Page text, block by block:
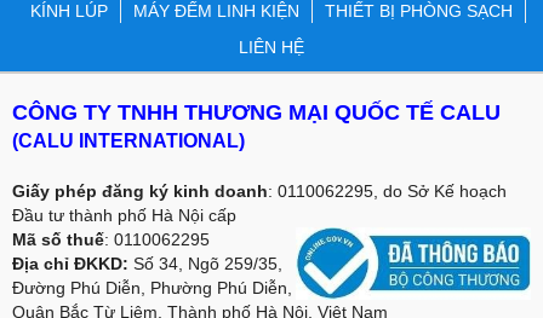
KÍNH LÚP
MÁY ĐẾM LINH KIỆN
THIẾT BỊ PHÒNG SẠCH
LIÊN HỆ
CÔNG TY TNHH THƯƠNG MẠI QUỐC TẾ CALU
(CALU INTERNATIONAL)
Giấy phép đăng ký kinh doanh: 0110062295, do Sở Kế hoạch
Đầu tư thành phố Hà Nội cấp
Mã số thuế: 0110062295
Địa chỉ ĐKKD: Số 34, Ngõ 259/35,
Đường Phú Diễn, Phường Phú Diễn,
Quân Bắc Từ Liêm, Thành phố Hà Nội, Việt Nam